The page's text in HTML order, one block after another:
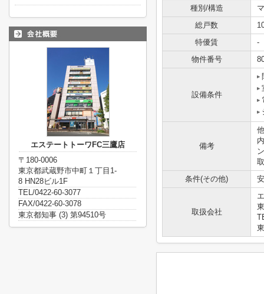
種別/構造
総戸数
特優賃
-
物件番号
設備条件
備考
条件(その他)
取扱会社
エステートトーワFC三鷹店
〒180-0006
東京都武蔵野市中町１丁目1-
8 HN28ビル1F
TEL/0422-60-3077
FAX/0422-60-3078
東京都知事 (3) 第94510号